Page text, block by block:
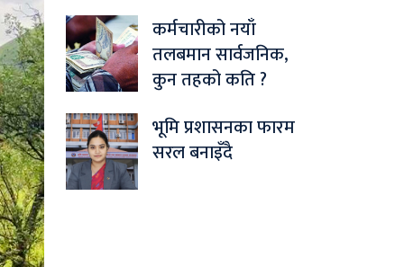
कर्मचारीको नयाँ
तलबमान सार्वजनिक,
कुन तहको कति ?
भूमि प्रशासनका फारम
सरल बनाइँदै